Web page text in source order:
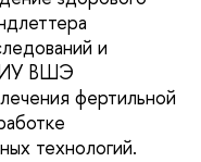
и
ВШЭ
фертильной
технологий.